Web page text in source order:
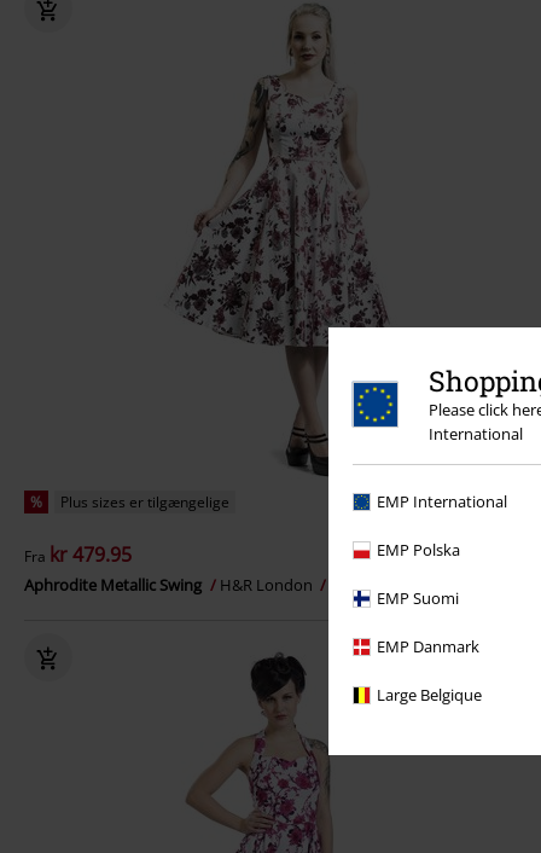
Please click
International
EMP International
EMP Polska
EMP Suomi
EMP Danmark
Large Belgique
% Plus sizes er tilgængelige
Fra kr 479.95
Aphrodite Metallic Swing H&R London Mellemlang kjole